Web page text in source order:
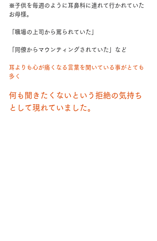
※子供を毎週のように耳鼻科に連れて行かれていた
お母様。
「職場の上司から罵られていた」
「同僚からマウンティングされていた」など
耳よりも心が痛くなる言葉を聞いている事がとても
多く
何も聞きたくないという拒絶の気持ち
として現れていました。